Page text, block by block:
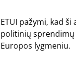
ETUI pažymi, kad
politinių sprendimų
Europos lygmeniu.